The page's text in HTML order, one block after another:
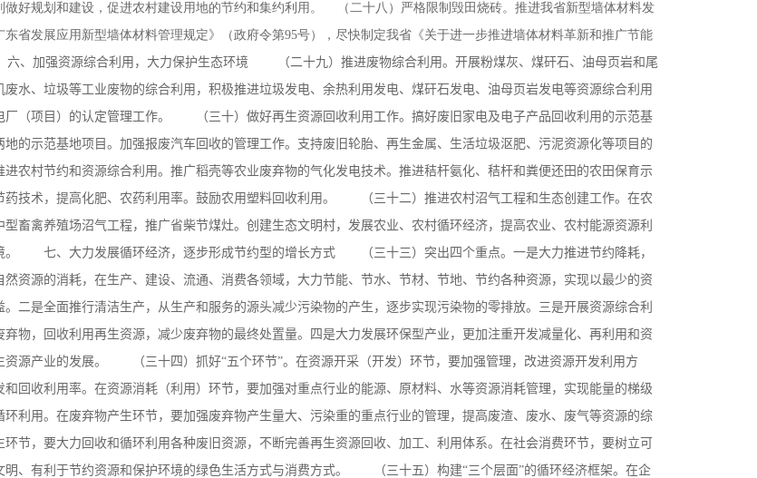
好规划和建设，促进农村建设用地的节约和集约利用。
（二十八）严格限制毁田烧砖。推进我省新型墙体材料发
东省发展应用新型墙体材料管理规定》（政府令第95号），尽快制定我省《关于进一步推进墙体材料革新和推广节能
六、加强资源综合利用，大力保护生态环境 （二十九）推进废物综合利用。开展粉煤灰、煤矸石、油母页岩和尾
水、垃圾等工业废物的综合利用，积极推进垃圾发电、余热利用发电、煤矸石发电、油母页岩发电等资源综合利用
厂（项目）的认定管理工作。 （三十）做好再生资源回收利用工作。搞好废旧家电及电子产品回收利用的示范基
的示范基地项目。加强报废汽车回收的管理工作。支持废旧轮胎、再生金属、生活垃圾沤肥、污泥资源化等项目的
村节约和资源综合利用。推广稻壳等农业废弃物的气化发电技术。推进秸杆氨化、秸杆和粪便还田的农田保育示
药技术，提高化肥、农药利用率。鼓励农用塑料回收利用。 （三十二）推进农村沼气工程和生态创建工作。在农
畜禽养殖场沼气工程，推广省柴节煤灶。创建生态文明村，发展农业、农村循环经济，提高农业、农村能源资源利
境。 七、大力发展循环经济，逐步形成节约型的增长方式 （三十三）突出四个重点。一是大力推进节约降耗，
资源的消耗，在生产、建设、流通、消费各领域，大力节能、节水、节材、节地、节约各种资源，实现以最少的资
二是全面推行清洁生产，从生产和服务的源头减少污染物的产生，逐步实现污染物的零排放。三是开展资源综合利
弃物，回收利用再生资源，减少废弃物的最终处置量。四是大力发展环保型产业，更加注重开发减量化、再利用和资
资源产业的发展。 （三十四）抓好“五个环节”。在资源开采（开发）环节，要加强管理，改进资源开发利用方
回收利用率。在资源消耗（利用）环节，要加强对重点行业的能源、原材料、水等资源消耗管理，实现能量的梯级
利用。在废弃物产生环节，要加强废弃物产生量大、污染重的重点行业的管理，提高废渣、废水、废气等资源的综
节，要大力回收和循环利用各种废旧资源，不断完善再生资源回收、加工、利用体系。在社会消费环节，要树立可
明、有利于节约资源和保护环境的绿色生活方式与消费方式。 （三十五）构建“三个层面”的循环经济框架。在企